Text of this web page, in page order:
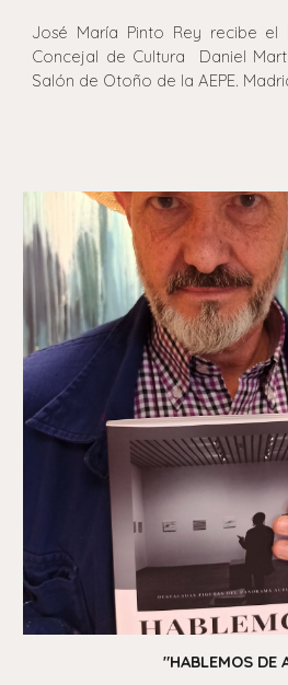
José María Pinto Rey recibe el
Concejal de Cultura Daniel
Salón de Otoño de la AEPE.
"HABLEMOS DE